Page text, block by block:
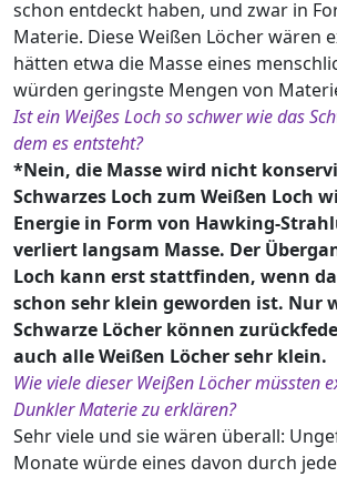
schon entdeckt haben, und zwar in
Materie. Diese Weißen Löcher wären
hätten etwa die Masse eines
würden geringste Mengen von
Ist ein Weißes Loch so schwer wie das
dem es entsteht?
*Nein, die Masse wird nicht
Schwarzes Loch zum Weißen Loch
Energie in Form von Hawking-
verliert langsam Masse. Der
Loch kann erst stattfinden, wenn
schon sehr klein geworden ist. Nur
Schwarze Löcher können
auch alle Weißen Löcher sehr klein.
Wie viele dieser Weißen Löcher müssten
Dunkler Materie zu erklären?
Sehr viele und sie wären überall:
Monate würde eines davon durch